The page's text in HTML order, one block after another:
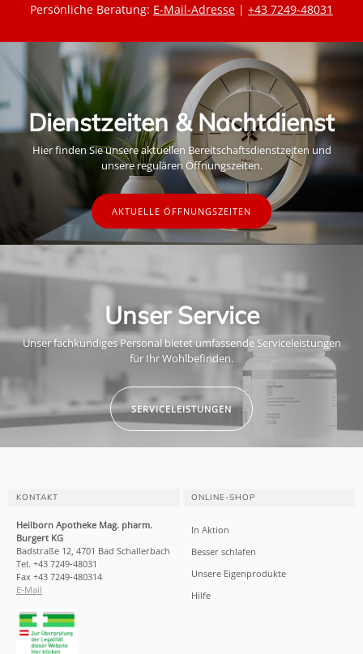
Persönliche Beratung: E-Mail-Adresse | +43 7249-48031
Dienstzeiten & Nachtdienst
Hier finden Sie unsere aktuellen Bereitschaftsdienstzeiten und
unsere regulären Öffnungszeiten.
AKTUELLE ÖFFNUNGSZEITEN
Unser Service
Unser fachkundiges Personal bietet umfassende Serviceleistungen
für Ihr Wohlbefinden.
SERVICELEISTUNGEN
KONTAKT
Heilborn Apotheke Mag. pharm.
Burgert KG
Badstraße 12, 4701 Bad Schallerbach
Tel. +43 7249-48031
Fax +43 7249-480314
E-Mail
ONLINE-SHOP
In Aktion
Besser schlafen
Unsere Eigenprodukte
Hilfe